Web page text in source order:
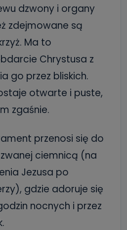
dzwony i organy
zdejmowane są
Ma to
Chrystusa z
go przez bliskich.
otwarte i puste,
zgaśnie.
przenosi się do
ciemnicą (na
Jezusa po
gdzie adoruje się
nocnych i przez